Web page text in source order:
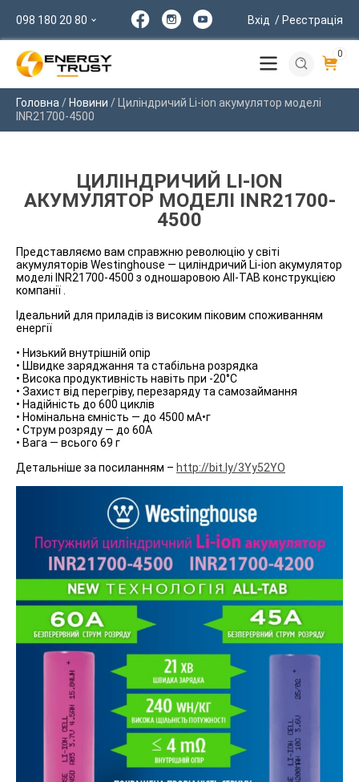
098 180 20 80 Вхід / Реєстрація
0
Головна / Новини /
Циліндричий Li-ion акумулятор моделі
INR21700-4500
ЦИЛІНДРИЧИЙ LI-ION
АКУМУЛЯТОР МОДЕЛІ INR21700-
4500
Представляємо вам справжню революцію у світі
акумуляторів Westinghouse — циліндричий Li-ion акумулятор
моделі INR21700-4500 з одношаровою All-TAB конструкцією
компанії .
Ідеальний для приладів із високим піковим споживанням
енергії
• Низький внутрішній опір
• Швидке заряджання та стабільна розрядка
• Висока продуктивність навіть при -20°C
• Захист від перегріву, перезаряду та самозаймання
• Надійність до 600 циклів
• Номінальна ємність — до 4500 мА•г
• Струм розряду — до 60А
• Вага — всього 69 г
Детальніше за посиланням – http://bit.ly/3Yy52YO